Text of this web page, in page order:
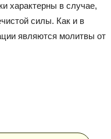
характерны в случае,
силы. Как и в
являются молитвы от